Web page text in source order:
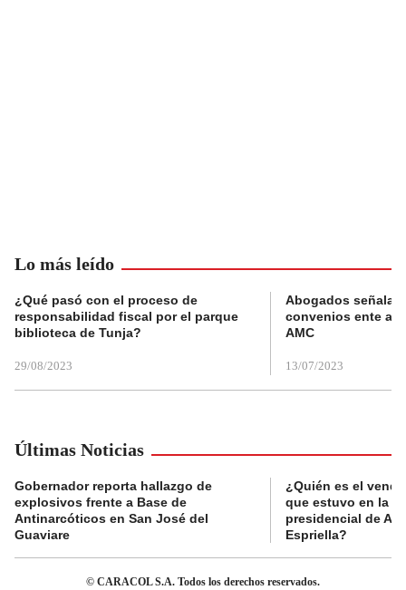
Lo más leído
¿Qué pasó con el proceso de
responsabilidad fiscal por el parque
biblioteca de Tunja?
29/08/2023
Abogados
convenios ente
AMC
13/07/2023
Últimas Noticias
Gobernador reporta hallazgo de
explosivos frente a Base de
Antinarcóticos en San José del
Guaviare
¿Quién es el
que estuvo en la
presidencial de
Espriella?
© CARACOL S.A. Todos los derechos reservados.